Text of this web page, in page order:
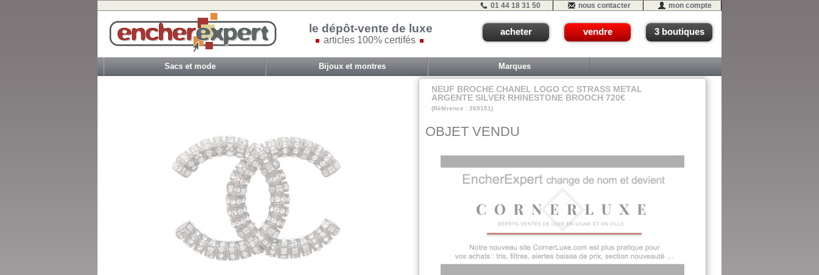
01 44 18 31 50 nous contacter mon compte
le dépôt-vente de luxe
articles 100% certifés
acheter vendre 3 boutiques
Sacs et mode Bijoux et montres Marques
NEUF BROCHE CHANEL LOGO CC STRASS METAL
ARGENTE SILVER RHINESTONE BROOCH 720€
(Référence : 269151)
OBJET VENDU